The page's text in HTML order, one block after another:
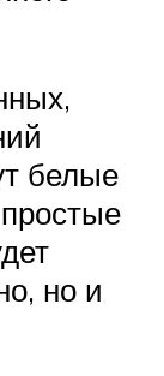
белые
но и